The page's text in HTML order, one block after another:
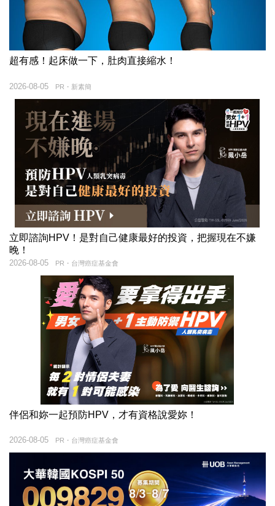
超有感！起床做一下，肚肉直接縮水！
PR・新素簡
2026-08-05
立即諮詢HPV！是對自己健康最好的投資，把握現在不嫌
晚！
PR・台灣癌症基金會
2026-08-05
伴侶和妳一起預防HPV，才有資格說愛妳！
PR・台灣癌症基金會
2026-08-05